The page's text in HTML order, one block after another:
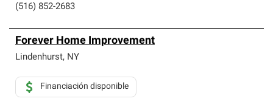
(516) 852-2683
Forever Home Improvement
Lindenhurst, NY
Financiación disponible